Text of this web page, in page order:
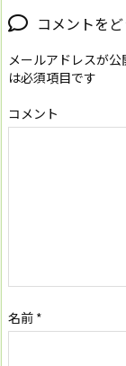
コメントを
メールアドレスが公
は必須項目です
コメント
名前 *